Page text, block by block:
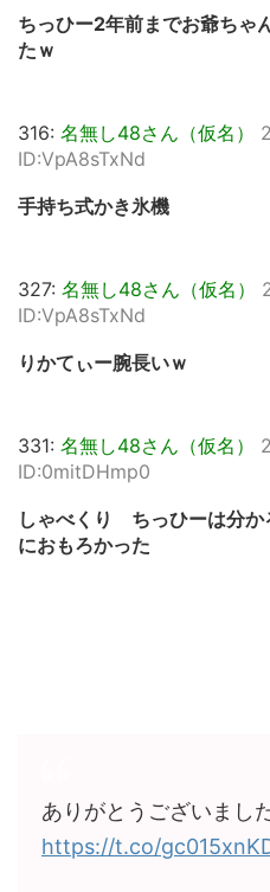
ちっひー2年前までお爺ちゃ
たｗ
316: 名無し48さん（仮名）
ID:VpA8sTxNd
手持ち式かき氷機
327: 名無し48さん（仮名）
ID:VpA8sTxNd
りかてぃー腕長いｗ
331: 名無し48さん（仮名）
ID:0mitDHmp0
しゃべくり ちっひーは分か
におもろかった
ありがとうございまし
https://t.co/